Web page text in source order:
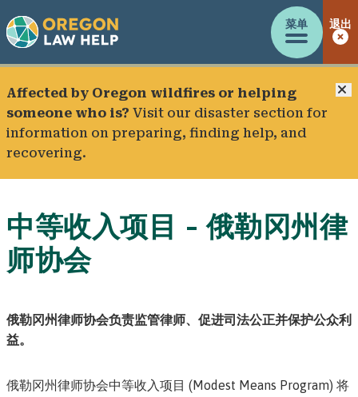
菜单 退出
Affected by Oregon wildfires or helping
someone who is? Visit our disaster section for
information on preparing, finding help, and
recovering.
中等收入项目 - 俄勒冈州律
师协会
俄勒冈州律师协会负责监管律师、促进司法公正并保护公众利
益。
俄勒冈州律师协会中等收入项目 (Modest Means Program) 将